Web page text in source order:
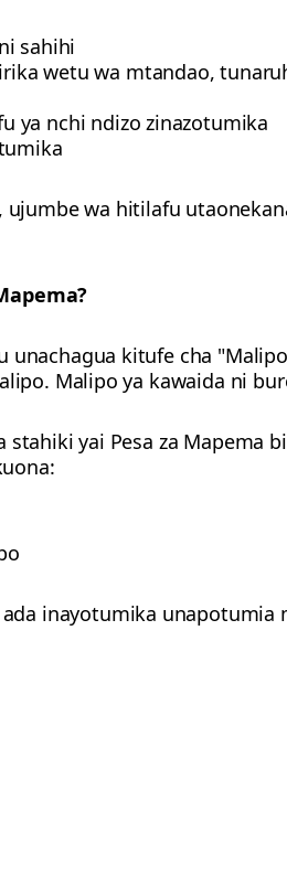
sahihi
wetu wa mtandao,
ya nchi ndizo zinazotumika
wa hitilafu
kitufe cha
Malipo ya kawaida ni
stahiki yai Pesa za Mapema
inayotumika